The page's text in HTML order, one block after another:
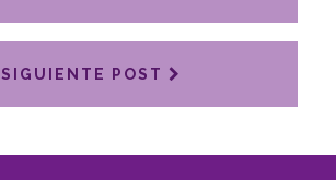
SIGUIENTE POST